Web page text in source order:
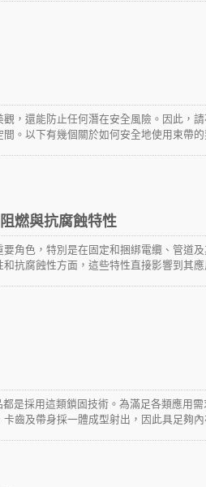
，還能防止任何潛在安全風險。因此，
。以下有幾個關於如何安全地使用束帶
燃與抗腐蝕特性
角色，特別是在固定和捆綁電纜、管道
抗腐蝕性方面，這些特性直接影響到其
是採用這類鎖固技術。為滿足各類應用
齒及帶身採一體成型射出，因此具足夠內